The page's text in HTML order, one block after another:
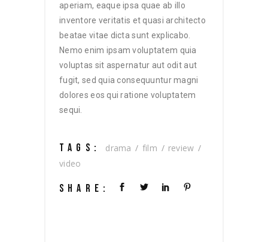
aperiam, eaque ipsa quae ab illo
inventore veritatis et quasi architecto
beatae vitae dicta sunt explicabo.
Nemo enim ipsam voluptatem quia
voluptas sit aspernatur aut odit aut
fugit, sed quia consequuntur magni
dolores eos qui ratione voluptatem
sequi.
TAGS: drama film
review
video
SHARE: